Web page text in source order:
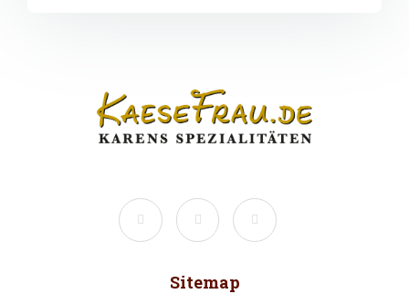
Sitemap